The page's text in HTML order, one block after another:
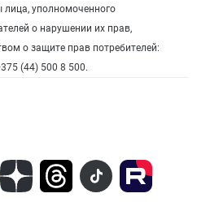
лица, уполномоченного
о нарушении их прав,
о защите прав потребителей:
(44) 500 8 500.